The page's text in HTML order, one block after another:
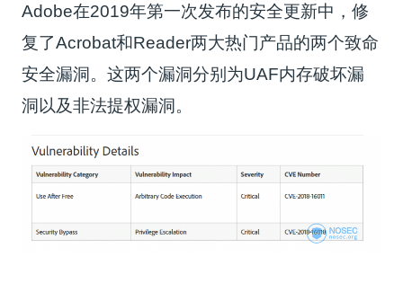
Adobe在2019年第一次发布的安全更新中，修
复了Acrobat和Reader两大热门产品的两个致命
安全漏洞。这两个漏洞分别为UAF内存破坏漏
洞以及非法提权漏洞。